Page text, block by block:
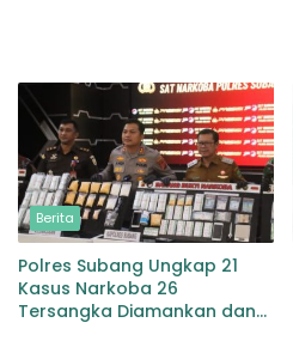
Berita
Polres Subang Ungkap 21
Kasus Narkoba 26
Tersangka Diamankan dan